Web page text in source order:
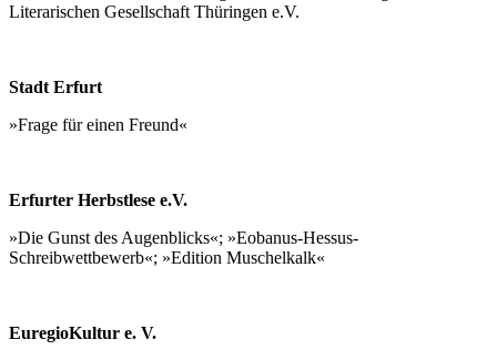
Literarischen Gesellschaft Thüringen e.V.
Stadt Erfurt
»Frage für einen Freund«
Erfurter Herbstlese e.V.
»Die Gunst des Augenblicks«; »Eobanus-Hessus-
Schreibwettbewerb«; »Edition Muschelkalk«
EuregioKultur e. V.